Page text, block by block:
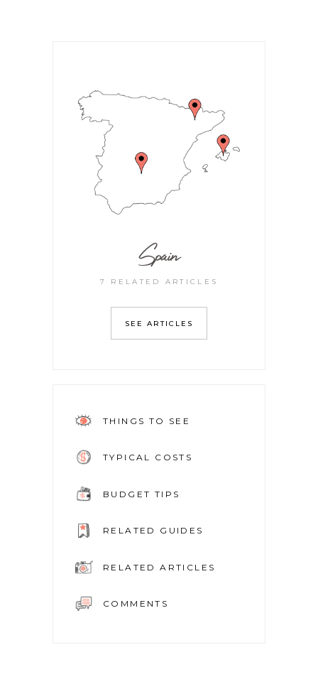
Spain
7 RELATED ARTICLES
SEE ARTICLES
THINGS TO SEE
TYPICAL COSTS
BUDGET TIPS
RELATED GUIDES
RELATED ARTICLES
COMMENTS